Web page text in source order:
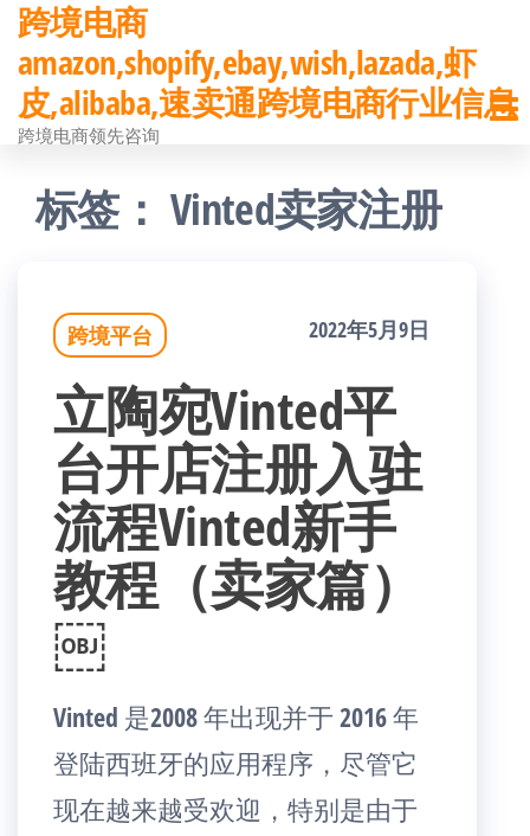
前
往
内
跨境电商
amazon,shopify,ebay,wish,lazada,虾
皮,alibaba,速卖通跨境电商行业信息
跨境电商领先咨询
标签：Vinted卖家注册
跨境平台 2022年5月9日
立陶宛Vinted平
台开店注册入驻
流程Vinted新手
教程（卖家篇）
￼
Vinted 是2008 年出现并于 2016 年
登陆西班牙的应用程序，尽管它
现在越来越受欢迎，特别是由于